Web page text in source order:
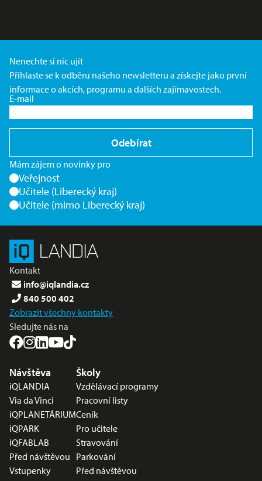
Nenechte si nic ujít
Přihlaste se k odběru našeho newsletteru a získejte jako první
informace o akcích, programu a dalších zajímavostech.
E-mail
Odebírat
Mám zájem o novinky pro
Veřejnost
Učitele (Liberecký kraj)
Učitele (mimo Liberecký kraj)
Kontakt
info@iqlandia.cz
840 500 402
Zobrazit všechny kontakty
Sledujte nás na
Nabídka v zápatí
Návštěva
iQLANDIA
Via da Vinci
iQPLANETÁRIUM
iQPARK
iQFABLAB
Před návštěvou
Vstupenky
Školy
Vzdělávací programy
Pracovní listy
Ceník
Pro učitele
Stravování
Parkování
Před návštěvou